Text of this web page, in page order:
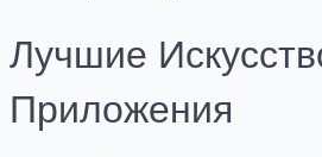
Лучшие
Приложения